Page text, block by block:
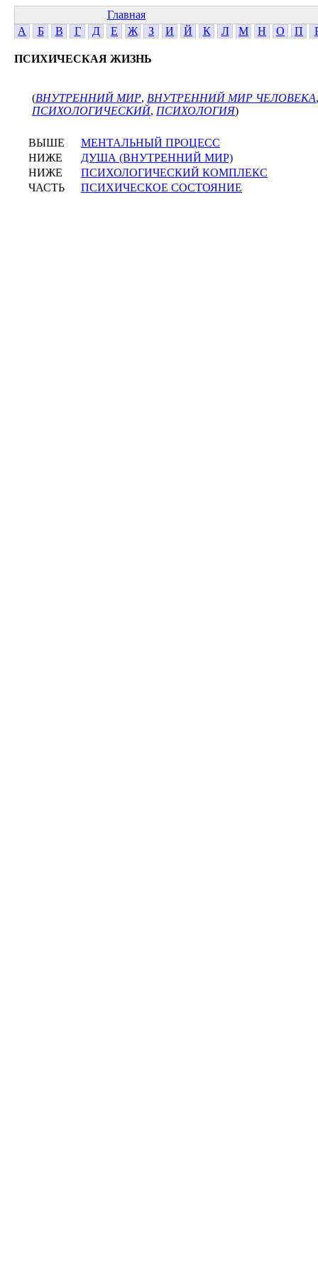
Главная
А
Б В Г Д Е Ж З И Й К Л М Н О П
ПСИХИЧЕСКАЯ ЖИЗНЬ
(ВНУТРЕННИЙ МИР, ВНУТРЕННИЙ МИР ЧЕЛОВЕКА
ПСИХОЛОГИЧЕСКИЙ, ПСИХОЛОГИЯ)
ВЫШЕ
МЕНТАЛЬНЫЙ ПРОЦЕСС
НИЖЕ
ДУША (ВНУТРЕННИЙ МИР)
НИЖЕ
ПСИХОЛОГИЧЕСКИЙ КОМПЛЕКС
ЧАСТЬ
ПСИХИЧЕСКОЕ СОСТОЯНИЕ